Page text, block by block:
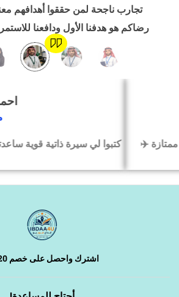
تجارب ناجحة لمن حققوا أهدافهم
رضاكم هو هدفنا الأول ودافعنا
احمد الفيفي
كتبوا لي سيرة ذاتية قوية ساعدتني
اشترك واحصل على خصم 20% على أول عملية شراء.
الوظائف
تصميم موقع/متجر/تطبيق